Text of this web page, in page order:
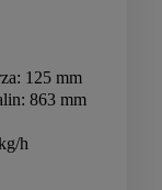
125 mm
863 mm
h